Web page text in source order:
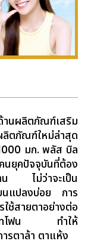
นผลิตภัณฑ์เสริม
ตภัณฑ์ใหม่ล่าสุด
มก. พลัส บิล
ยุคปัจจุบันที่ต้อง
าน ไม่ว่าจะเป็น
แปลงบ่อย การ
สายตาอย่างต่อ
าร์ทโฟน ทำให้
รตาล้า ตาแห้ง